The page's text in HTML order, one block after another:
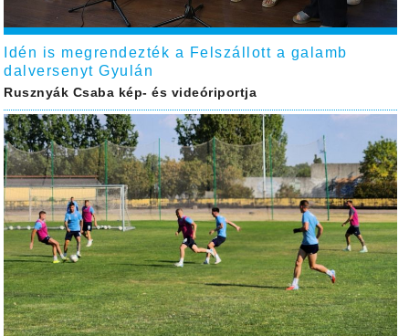
Idén is megrendezték a Felszállott a galamb
dalversenyt Gyulán
Rusznyák Csaba kép- és videóriportja